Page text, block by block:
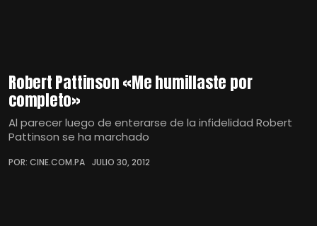
Robert Pattinson «Me humillaste por
completo»
Al parecer luego de enterarse de la infidelidad Robert
Pattinson se ha marchado
POR: CINE.COM.PA JULIO 30, 2012